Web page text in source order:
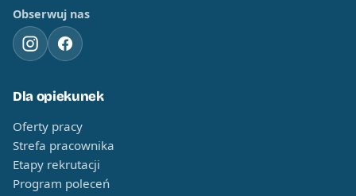
Obserwuj nas
Dla opiekunek
Oferty pracy
Strefa pracownika
Etapy rekrutacji
Program poleceń